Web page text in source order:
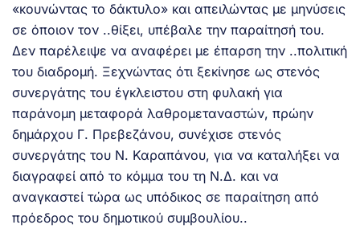
«κουνώντας το δάκτυλο» και απειλώντας με μηνύσεις
σε όποιον τον ..θίξει, υπέβαλε την παραίτησή του.
Δεν παρέλειψε να αναφέρει με έπαρση την ..πολιτική
του διαδρομή. Ξεχνώντας ότι ξεκίνησε ως στενός
συνεργάτης του έγκλειστου στη φυλακή για
παράνομη μεταφορά λαθρομεταναστών, πρώην
δημάρχου Γ. Πρεβεζάνου, συνέχισε στενός
συνεργάτης του Ν. Καραπάνου, για να καταλήξει να
διαγραφεί από το κόμμα του τη Ν.Δ. και να
αναγκαστεί τώρα ως υπόδικος σε παραίτηση από
πρόεδρος του δημοτικού συμβουλίου..